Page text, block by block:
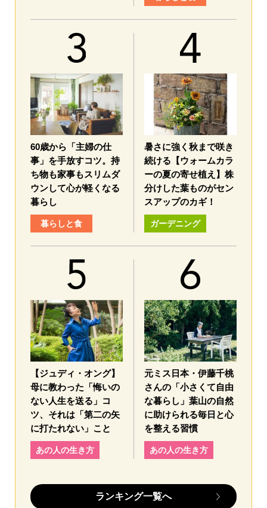
60歳から「主婦の仕
事」を手放すコツ。持
ち物も家事もスリムダ
ウンして心が軽くなる
暮らし
暮らしと食
暑さに強く秋まで咲き
続ける【ウォームカラ
ーの夏の寄せ植え】株
分けした葉ものがセン
スアップのカギ！
ガーデニング
【ジュディ・オング】
母に教わった「悔いの
ない人生を送る」コ
ツ、それは「第二の矢
に打たれない」こと
あの人の生き方
元ミス日本・伊藤千桃
さんの「小さくて自由
な暮らし」葉山の自然
に助けられる毎日と心
を整える習慣
あの人の生き方
ランキング一覧へ